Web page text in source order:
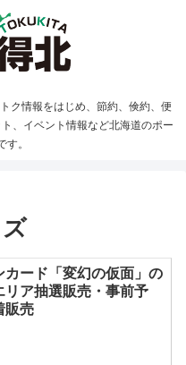
ク情報をはじめ、節約、倹約、便
、イベント情報など北海道のポー
す。
カード「変幻の仮面」の
リア抽選販売・事前予
販売